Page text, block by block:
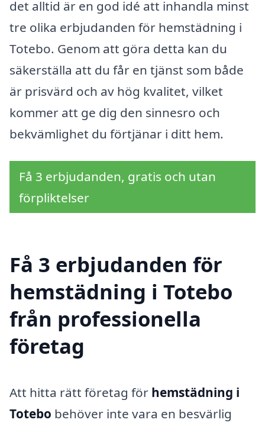
det alltid är en god idé att inhandla minst
tre olika erbjudanden för hemstädning i
Totebo. Genom att göra detta kan du
säkerställa att du får en tjänst som både
är prisvärd och av hög kvalitet, vilket
kommer att ge dig den sinnesro och
bekvämlighet du förtjänar i ditt hem.
Få 3 erbjudanden, gratis och utan
förpliktelser
Få 3 erbjudanden för
hemstädning i Totebo
från professionella
företag
Att hitta rätt företag för hemstädning i
Totebo behöver inte vara en besvärlig